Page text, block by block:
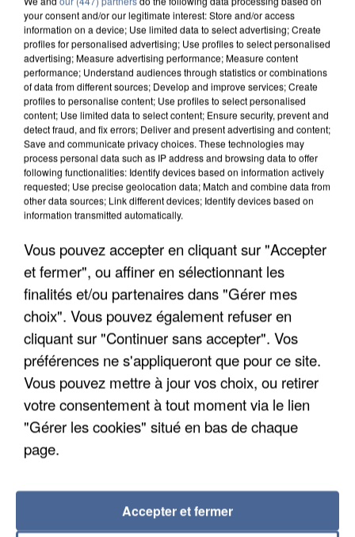
7 août 2026
Les données de 300 000 clients dérobées à
Intermarché après une...
Les données bancaires ne seraient pas
concernées.
7 août 2026
Un second cadre de la DZ Mafia interpellé en
Algérie
Un cofondateur du réseau avait été interpellé
your consent and/or our legitimate interest: Store and/or access
information on a device; Use limited data to select advertising; Create
profiles for personalised advertising; Use profiles to select personalised
advertising; Measure advertising performance; Measure content
performance; Understand audiences through statistics or combinations
of data from different sources; Develop and improve services; Create
profiles to personalise content; Use profiles to select personalised
content; Use limited data to select content; Ensure security, prevent and
detect fraud, and fix errors; Deliver and present advertising and content;
Save and communicate privacy choices. These technologies may
process personal data such as IP address and browsing data to offer
following functionalities: Identify devices based on information actively
requested; Use precise geolocation data; Match and combine data from
other data sources; Link different devices; Identify devices based on
information transmitted automatically.
Vous pouvez accepter en cliquant sur "Accepter
et fermer", ou affiner en sélectionnant les
finalités et/ou partenaires dans "Gérer mes
choix". Vous pouvez également refuser en
cliquant sur "Continuer sans accepter". Vos
préférences ne s'appliqueront que pour ce site.
Vous pouvez mettre à jour vos choix, ou retirer
votre consentement à tout moment via le lien
"Gérer les cookies" situé en bas de chaque
page.
Accepter et fermer